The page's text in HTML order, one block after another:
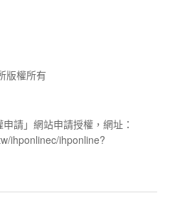
版權所有
請」網站申請授權，網址：
ihponlinec/ihponline?